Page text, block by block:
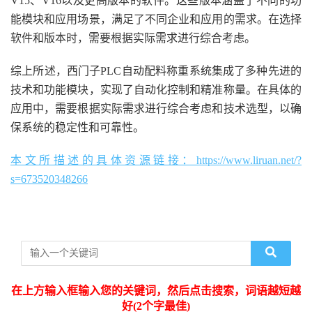
能模块和应用场景，满足了不同企业和应用的需求。在选择
软件和版本时，需要根据实际需求进行综合考虑。
综上所述，西门子PLC自动配料称重系统集成了多种先进的
技术和功能模块，实现了自动化控制和精准称量。在具体的
应用中，需要根据实际需求进行综合考虑和技术选型，以确
保系统的稳定性和可靠性。
本文所描述的具体资源链接：https://www.liruan.net/?
s=673520348266
在上方输入框输入您的关键词，然后点击搜索，词语越短越
好(2个字最佳)